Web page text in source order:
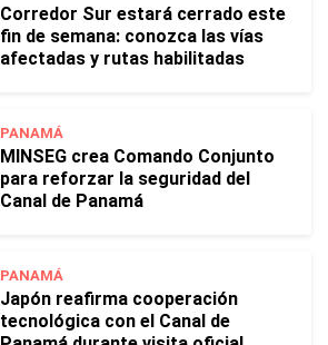
Corredor Sur estará cerrado este
fin de semana: conozca las vías
afectadas y rutas habilitadas
PANAMÁ
MINSEG crea Comando Conjunto
para reforzar la seguridad del
Canal de Panamá
PANAMÁ
Japón reafirma cooperación
tecnológica con el Canal de